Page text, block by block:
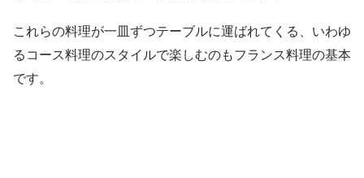
これらの料理が一皿ずつテーブルに運ばれてくる、いわゆ
るコース料理のスタイルで楽しむのもフランス料理の基本
です。